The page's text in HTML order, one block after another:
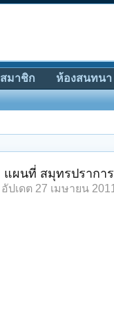
แผนที่ สมุทรปราการ
อัปเดต 27 เมษายน 2011
สมาชิก ห้องสนทนา